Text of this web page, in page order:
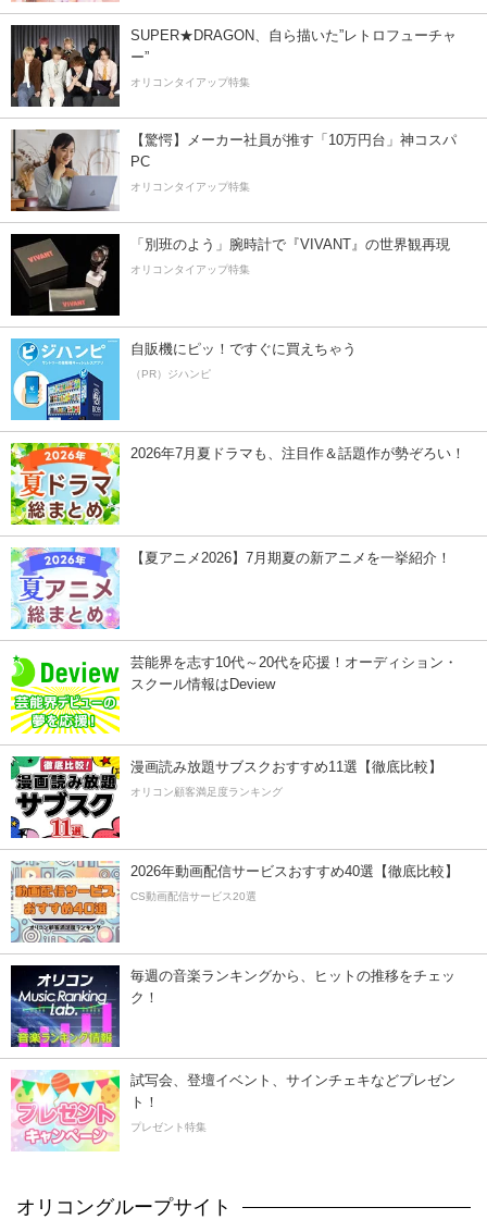
SUPER★DRAGON、自ら描いた”レトロフューチャ
ー”
オリコンタイアップ特集
【驚愕】メーカー社員が推す「10万円台」神コスパ
PC
オリコンタイアップ特集
「別班のよう」腕時計で『VIVANT』の世界観再現
オリコンタイアップ特集
自販機にピッ！ですぐに買えちゃう
（PR）ジハンピ
2026年7月夏ドラマも、注目作＆話題作が勢ぞろい！
【夏アニメ2026】7月期夏の新アニメを一挙紹介！
芸能界を志す10代～20代を応援！オーディション・
スクール情報はDeview
漫画読み放題サブスクおすすめ11選【徹底比較】
オリコン顧客満足度ランキング
2026年動画配信サービスおすすめ40選【徹底比較】
CS動画配信サービス20選
毎週の音楽ランキングから、ヒットの推移をチェッ
ク！
試写会、登壇イベント、サインチェキなどプレゼン
ト！
プレゼント特集
オリコングループサイト